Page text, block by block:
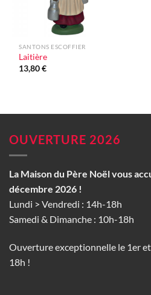
SANTONS ESCOFFIER
Laitière
13,80€
OUVERTURE 2026
La Maison du Père Noël vous
décembre 2026 !
Lundi > Vendredi : 14h-18h
Samedi & Dimanche : 10h-18h
Ouverture exceptionnelle le 1er
18h !